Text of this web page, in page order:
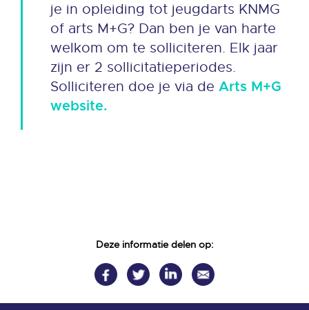
je in opleiding tot jeugdarts KNMG
of arts M+G? Dan ben je van harte
welkom om te solliciteren. Elk jaar
zijn er 2 sollicitatieperiodes.
Solliciteren doe je via de Arts M+G
website.
Deze informatie delen op: